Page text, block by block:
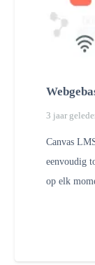
3 jaar
Canvas
eenvoudig
op elk